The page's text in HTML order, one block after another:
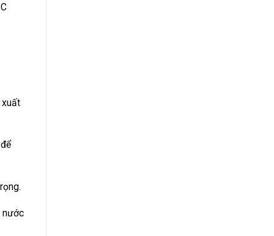
xuất
nước